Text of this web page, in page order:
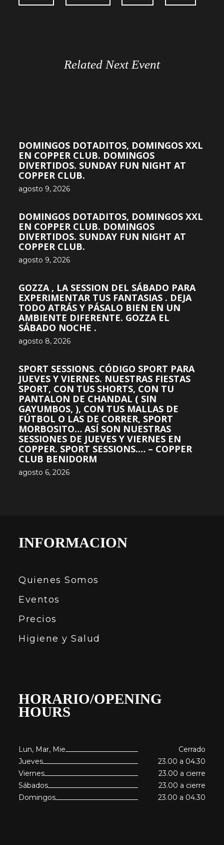
Related Next Event
DOMINGOS DOTADITOS, DOMINGOS XXL
EN COPPER CLUB. DOMINGOS
DIVERTIDOS. SUNDAY FUN NIGHT AT
COPPER CLUB.
agosto 9, 2026
DOMINGOS DOTADITOS, DOMINGOS XXL
EN COPPER CLUB. DOMINGOS
DIVERTIDOS. SUNDAY FUN NIGHT AT
COPPER CLUB.
agosto 9, 2026
GOZZA , LA SESSION DEL SÁBADO PARA
EXPERIMENTAR TUS FANTASIAS . DEJA
TODO ATRÁS Y PÁSALO BIEN EN UN
AMBIENTE DIFERENTE. GOZZA EL
SÁBADO NOCHE .
agosto 8, 2026
SPORT SESSIONS. CÓDIGO SPORT PARA
JUEVES Y VIERNES. NUESTRAS FIESTAS
SPORT, CON TUS SHORTS, CON TU
PANTALON DE CHANDAL ( SIN
GAYUMBOS, ), CON TUS MALLAS DE
FÚTBOL O LAS DE CORRER, SPORT
MORBOSITO… ASÍ SON NUESTRAS
SESSIONES DE JUEVES Y VIERNES EN
COPPER. SPORT SESSIONS.… – COPPER
CLUB BENIDORM
agosto 6, 2026
INFORMACION
Quienes Somos
Eventos
Precios
Higiene y Salud
HORARIO/OPENING
HOURS
Lun, Mar, Mie
Cerrado
Jueves
23.00 a 04.30
Viernes
23.00 a cierre
Sábados
23.00 a cierre
Domingos
23.00 a 04.30